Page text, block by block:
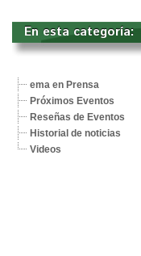
En esta categoría:
ema en Prensa
Próximos Eventos
Reseñas de Eventos
Historial de noticias
Videos